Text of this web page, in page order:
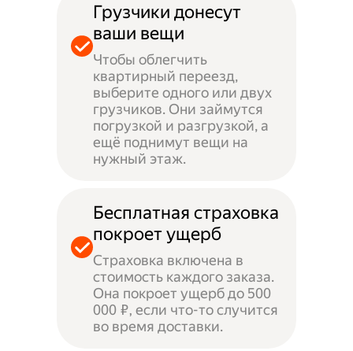
Грузчики донесут
ваши вещи
Чтобы облегчить
квартирный переезд,
выберите одного или двух
грузчиков. Они займутся
погрузкой и разгрузкой, а
ещё поднимут вещи на
нужный этаж.
Бесплатная страховка
покроет ущерб
Страховка включена в
стоимость каждого заказа.
Она покроет ущерб до 500
000 ₽, если что-то случится
во время доставки.